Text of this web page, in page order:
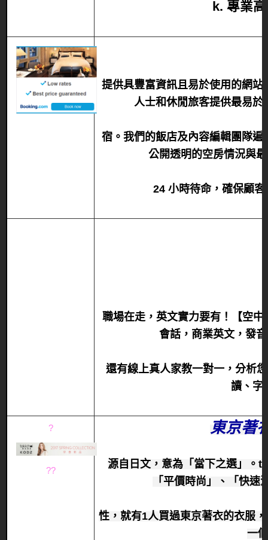
k. 專業
提供具豐富資訊且易於使用的網
人士和休閒旅客提供最易
宿。我們的飯店及內容編輯團隊
公開透明的空房情況與
24 小時待命，確保顧
職場在走，英文實力要有！【空
會話，商業英文，發
還有線上真人家教一對一，分析
讀、字
?
??
東京著
源自日文，意為「當下之選」。
「平價時尚」、「快
性，就有1人買過東京著衣的衣服
一